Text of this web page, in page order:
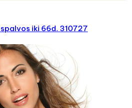
iki 66d. 310727